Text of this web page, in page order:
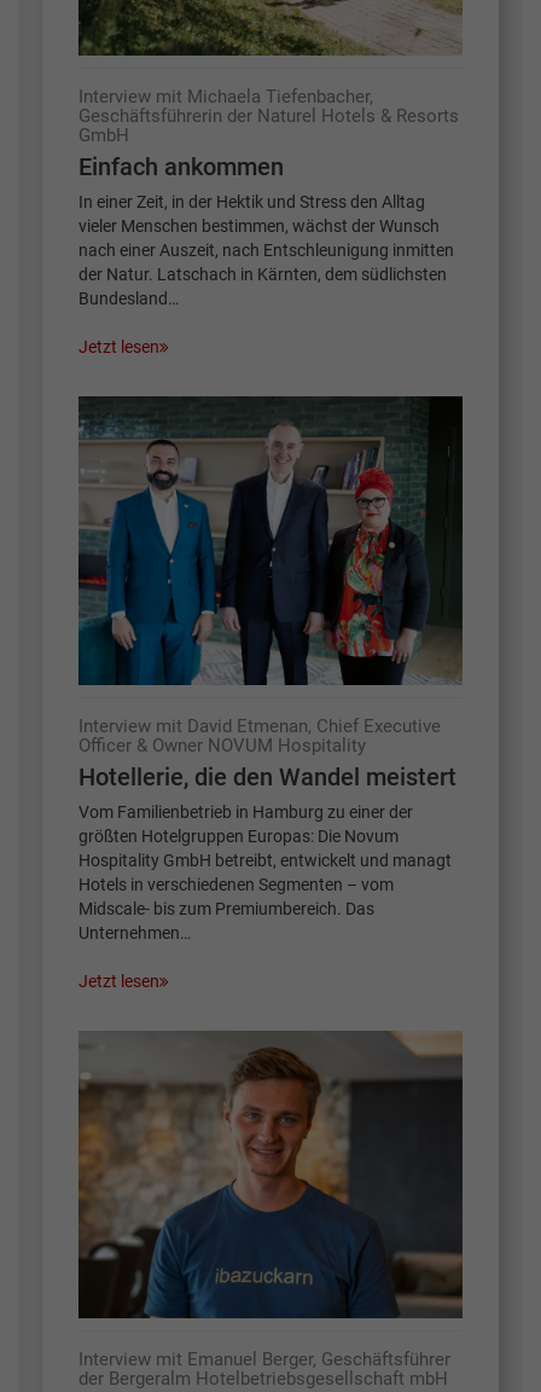
Interview mit Michaela Tiefenbacher,
Geschäftsführerin der Naturel Hotels & Resorts
GmbH
Einfach ankommen
In einer Zeit, in der Hektik und Stress den Alltag
vieler Menschen bestimmen, wächst der Wunsch
nach einer Auszeit, nach Entschleunigung inmitten
der Natur. Latschach in Kärnten, dem südlichsten
Bundesland…
Jetzt lesen
Interview mit David Etmenan, Chief Executive
Officer & Owner NOVUM Hospitality
Hotellerie, die den Wandel meistert
Vom Familienbetrieb in Hamburg zu einer der
größten Hotelgruppen Europas: Die Novum
Hospitality GmbH betreibt, entwickelt und managt
Hotels in verschiedenen Segmenten – vom
Midscale- bis zum Premiumbereich. Das
Unternehmen…
Jetzt lesen
Interview mit Emanuel Berger, Geschäftsführer
der Bergeralm Hotelbetriebsgesellschaft mbH